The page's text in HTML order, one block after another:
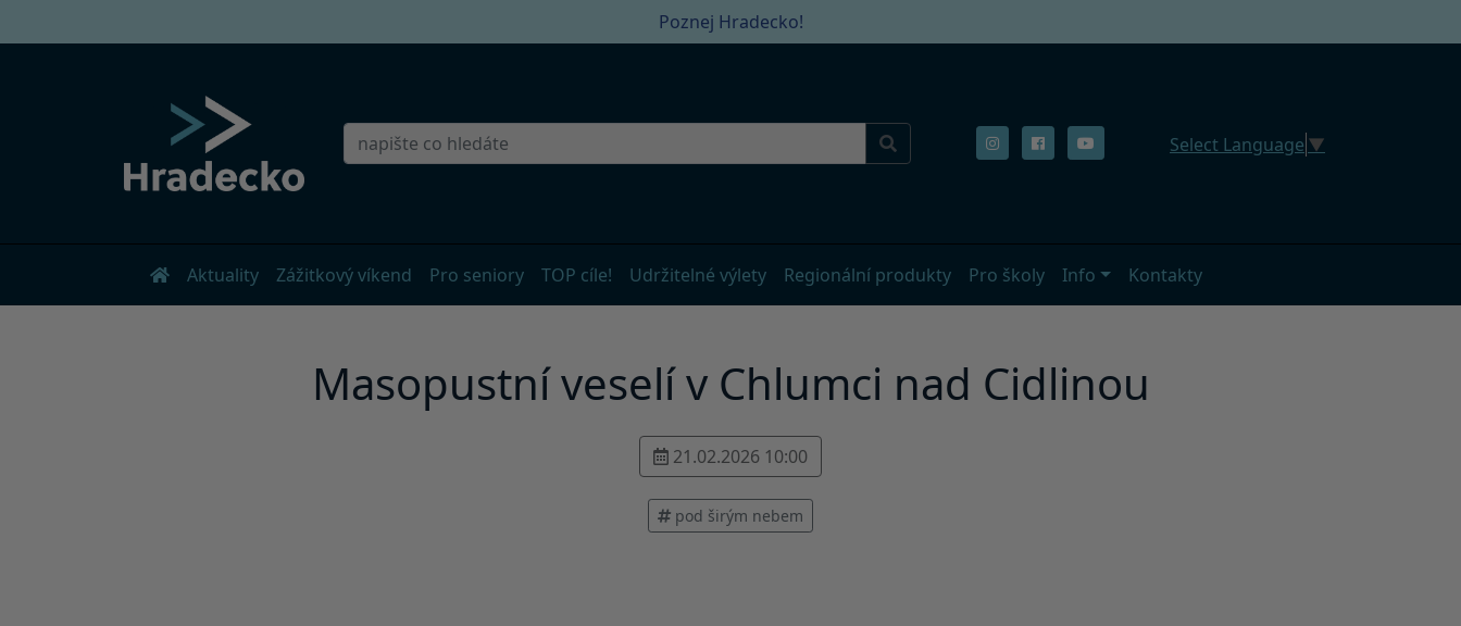
Poznej Hradecko!
Select Language ▼
Aktuality Zážitkový víkend Pro seniory TOP cíle! Udržitelné výlety Regionální produkty Pro školy Info Kontakty
Masopustní veselí v Chlumci nad Cidlinou
21.02.2026 10:00
pod širým nebem